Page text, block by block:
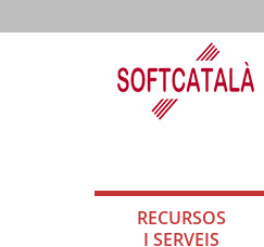
RECURSOS
I SERVEIS